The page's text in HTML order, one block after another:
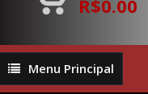
R$0.00
Menu
Principal
Menu Principal